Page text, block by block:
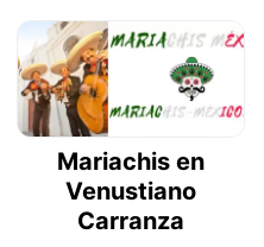
Mariachis en
Venustiano
Carranza